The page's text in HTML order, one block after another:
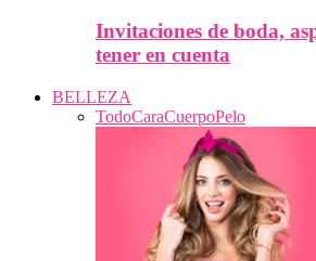
Invitaciones de boda,
tener en cuenta
BELLEZA
TodoCaraCuerpoPelo